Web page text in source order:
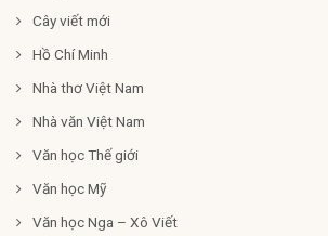
Cây viết mới
Hồ Chí Minh
Nhà thơ Việt Nam
Nhà văn Việt Nam
Văn học Thế giới
Văn học Mỹ
Văn học Nga – Xô Viết